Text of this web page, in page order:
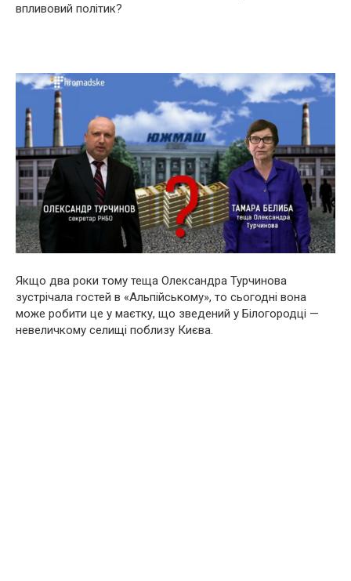
впливовий політик?
Якщо два роки тому теща Олександра Турчинова
зустрічала гостей в «Альпійському», то сьогодні вона
може робити це у маєтку, що зведений у Білогородці —
невеличкому селищі поблизу Києва.